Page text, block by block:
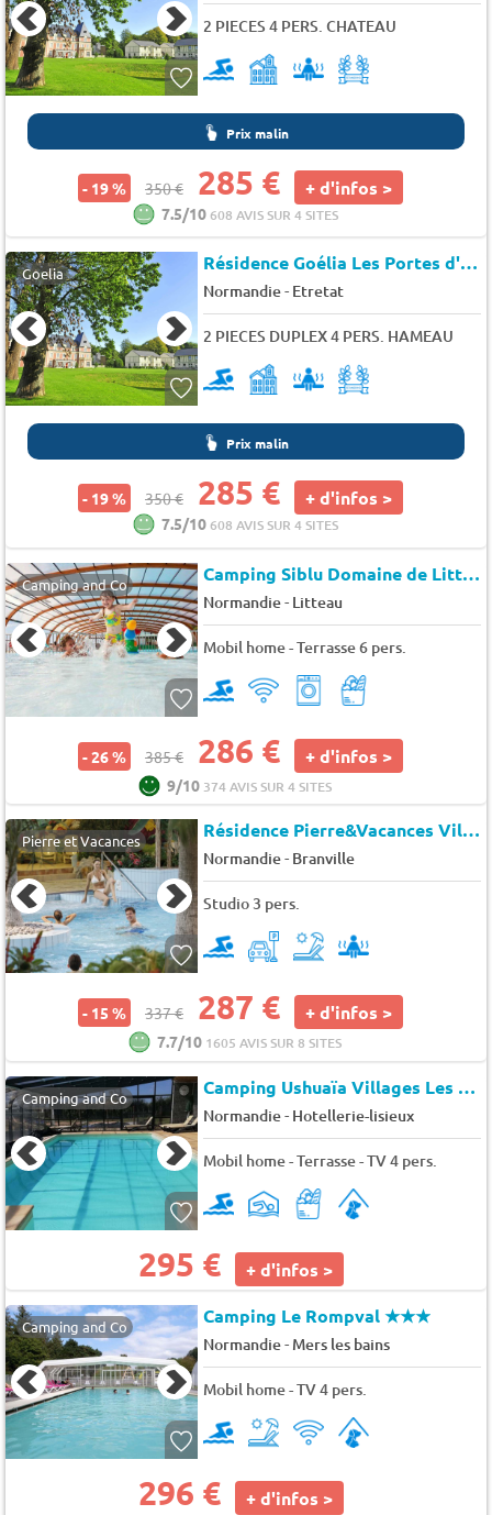
2 PIECES 4 PERS. CHATEAU
Prix malin
- 19 % 350 € 285 € + d'infos >
7.5/10608 AVIS SUR 4 SITES
Goelia Résidence Goélia Les Portes d'Etretat
Normandie- Etretat
2 PIECES DUPLEX 4 PERS. HAMEAU
Prix malin
- 19 % 350 € 285 € + d'infos >
7.5/10608 AVIS SUR 4 SITES
Camping and Co Camping Siblu Domaine de Litteau
Normandie- Litteau
Mobil home - Terrasse 6 pers.
- 26 % 385 € 286 € + d'infos >
9/10 374 AVIS SUR 4 SITES
Pierre et Vacances Résidence Pierre&Vacances Villages Clubs Normandy Garden
Normandie- Branville
Studio 3 pers.
- 15 % 337 € 287 € + d'infos >
7.7/10 1605 AVIS SUR 8 SITES
Camping and Co Camping Ushuaïa Villages Les Pommiers Pays d'Auge
Normandie- Hotellerie-lisieux
Mobil home - Terrasse - TV 4 pers.
295 € + d'infos >
Camping and Co Camping Le Rompval★★★
Normandie- Mers les bains
Mobil home - TV 4 pers.
296 € + d'infos >